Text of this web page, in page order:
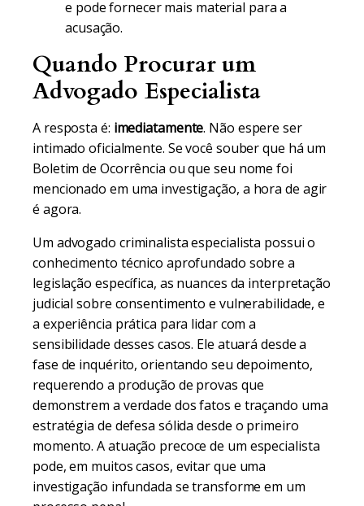
e pode fornecer mais material para a
acusação.
Quando Procurar um
Advogado Especialista
A resposta é: imediatamente. Não espere ser
intimado oficialmente. Se você souber que há um
Boletim de Ocorrência ou que seu nome foi
mencionado em uma investigação, a hora de agir
é agora.
Um advogado criminalista especialista possui o
conhecimento técnico aprofundado sobre a
legislação específica, as nuances da interpretação
judicial sobre consentimento e vulnerabilidade, e
a experiência prática para lidar com a
sensibilidade desses casos. Ele atuará desde a
fase de inquérito, orientando seu depoimento,
requerendo a produção de provas que
demonstrem a verdade dos fatos e traçando uma
estratégia de defesa sólida desde o primeiro
momento. A atuação precoce de um especialista
pode, em muitos casos, evitar que uma
investigação infundada se transforme em um